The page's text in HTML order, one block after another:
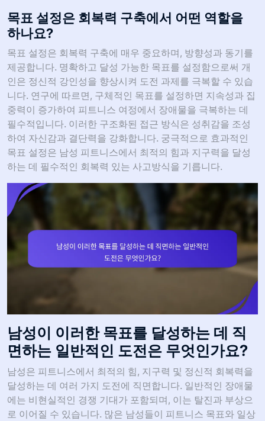
목표 설정은 회복력 구축에서 어떤 역할을
하나요?
목표 설정은 회복력 구축에 매우 중요하며, 방향성과 동기를
제공합니다. 명확하고 달성 가능한 목표를 설정함으로써 개
인은 정신적 강인성을 향상시켜 도전 과제를 극복할 수 있습
니다. 연구에 따르면, 구체적인 목표를 설정하면 지속성과 집
중력이 증가하여 피트니스 여정에서 장애물을 극복하는 데
필수적입니다. 이러한 구조화된 접근 방식은 성취감을 조성
하여 자신감과 결단력을 강화합니다. 궁극적으로 효과적인
목표 설정은 남성 피트니스에서 최적의 힘과 지구력을 달성
하는 데 필수적인 회복력 있는 사고방식을 기릅니다.
남성이 이러한 목표를 달성하는 데 직
면하는 일반적인 도전은 무엇인가요?
남성은 피트니스에서 최적의 힘, 지구력 및 정신적 회복력을
달성하는 데 여러 가지 도전에 직면합니다. 일반적인 장애물
에는 비현실적인 경쟁 기대가 포함되며, 이는 탈진과 부상으
로 이어질 수 있습니다. 많은 남성들이 피트니스 목표와 일상